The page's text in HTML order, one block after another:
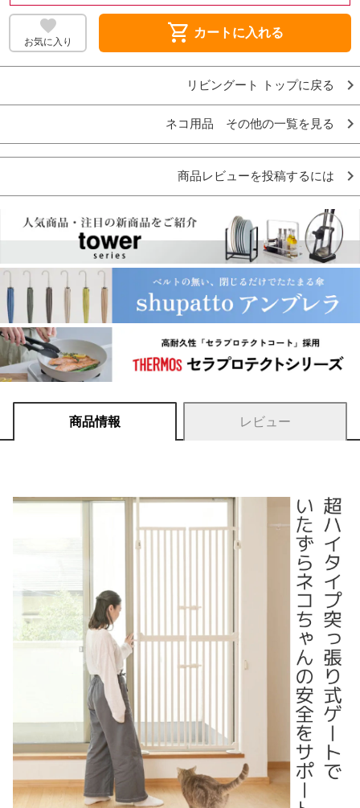
お気に入り shopping_cart カートに入れる
リビングート トップに戻る
ネコ用品 その他の一覧を見る
商品レビューを投稿するには
商品情報 レビュー